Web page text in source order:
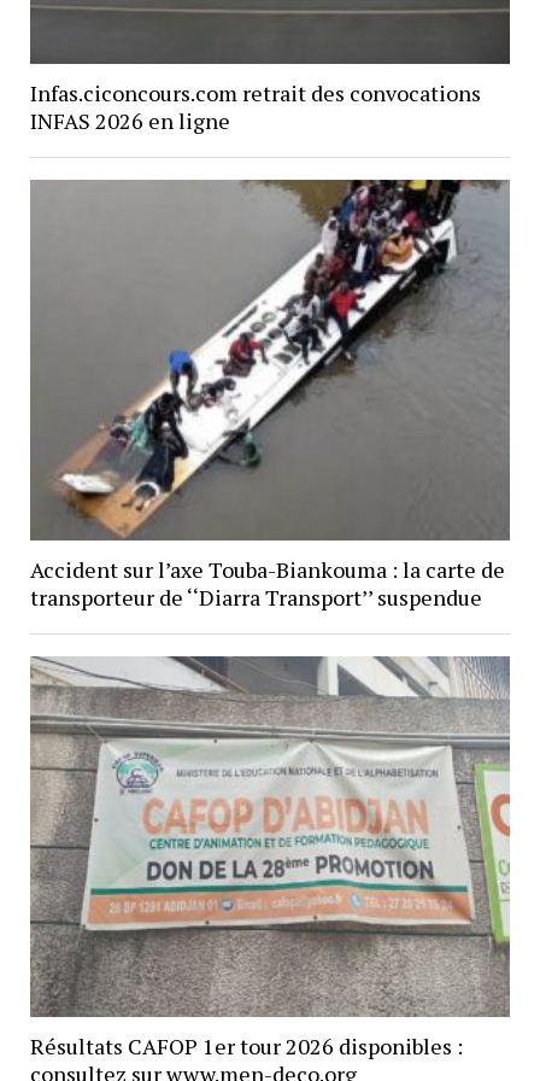
Infas.ciconcours.com retrait des convocations
INFAS 2026 en ligne
Accident sur l’axe Touba-Biankouma : la carte de
transporteur de ‘‘Diarra Transport’’ suspendue
Résultats CAFOP 1er tour 2026 disponibles :
consultez sur www.men-deco.org